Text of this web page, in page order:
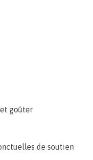
goûter
de soutien